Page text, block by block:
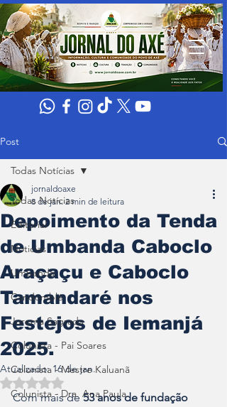
Post
Todas Notícias
Editorial
Noticias
Umbanda
Candomblé
Jurema Sagrada
Colunista - Pai Soares
Colunista - Mestre Kaluanã
Colunista - Dra. Ana Paula
Todas Notícias
Depoimento da Tenda
de Umbanda Caboclo
Araçaçu e Caboclo
Tamandaré nos
Festejos de Iemanjá
2025.
jornaldoaxe
8 de jan. 2 min de leitura
Atualizado:16 de jan.
Avaliado com NaN de 5 estrelas.
Com mais de 53 anos de fundação